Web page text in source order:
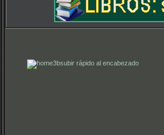
subir rápido al encabezado